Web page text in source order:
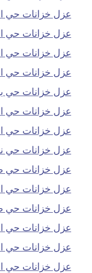
عزل خزانات حي
عزل خزانات حي
عزل خزانات حي
عزل خزانات حي
عزل خزانات حي
عزل خزانات حي
عزل خزانات حي
عزل خزانات حي
عزل خزانات حي
عزل خزانات حي
عزل خزانات حي
عزل خزانات حي
عزل خزانات حي
عزل خزانات حي